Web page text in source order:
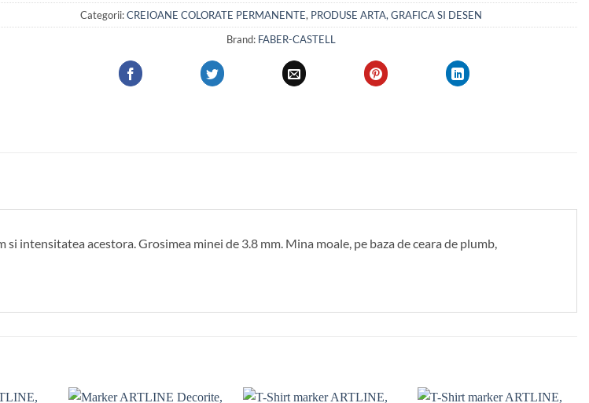
Categorii:CREIOANE COLORATE PERMANENTE, PRODUSE ARTA, GRAFICA SI DESEN
Brand: FABER-CASTELL
acestora. Grosimea minei de 3.8 mm. Mina moale, pe baza de ceara de plumb,